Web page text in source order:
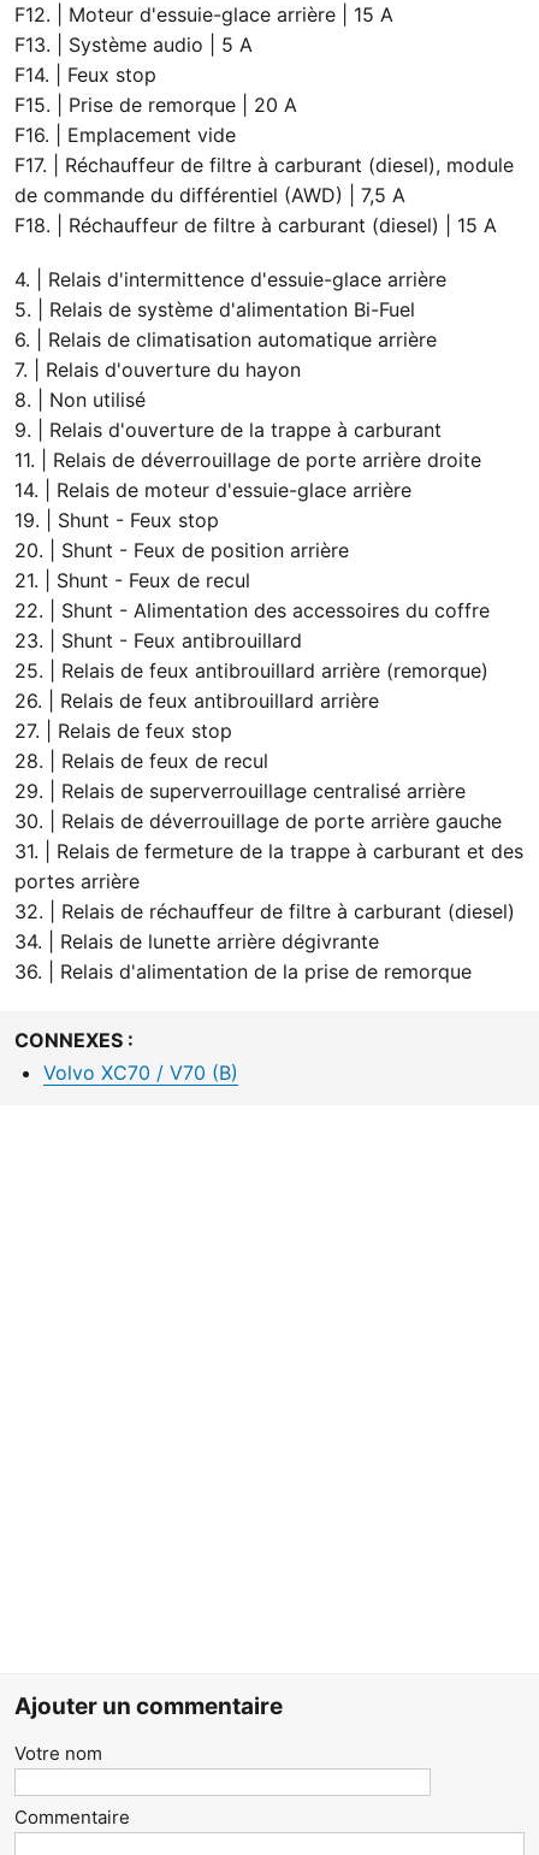
F12. | Moteur d'essuie-glace arrière | 15 A
F13. | Système audio | 5 A
F14. | Feux stop
F15. | Prise de remorque | 20 A
F16. | Emplacement vide
F17. | Réchauffeur de filtre à carburant (diesel), module
de commande du différentiel (AWD) | 7,5 A
F18. | Réchauffeur de filtre à carburant (diesel) | 15 A
4. | Relais d'intermittence d'essuie-glace arrière
5. | Relais de système d'alimentation Bi-Fuel
6. | Relais de climatisation automatique arrière
7. | Relais d'ouverture du hayon
8. | Non utilisé
9. | Relais d'ouverture de la trappe à carburant
11. | Relais de déverrouillage de porte arrière droite
14. | Relais de moteur d'essuie-glace arrière
19. | Shunt - Feux stop
20. | Shunt - Feux de position arrière
21. | Shunt - Feux de recul
22. | Shunt - Alimentation des accessoires du coffre
23. | Shunt - Feux antibrouillard
25. | Relais de feux antibrouillard arrière (remorque)
26. | Relais de feux antibrouillard arrière
27. | Relais de feux stop
28. | Relais de feux de recul
29. | Relais de superverrouillage centralisé arrière
30. | Relais de déverrouillage de porte arrière gauche
31. | Relais de fermeture de la trappe à carburant et des
portes arrière
32. | Relais de réchauffeur de filtre à carburant (diesel)
34. | Relais de lunette arrière dégivrante
36. | Relais d'alimentation de la prise de remorque
CONNEXES :
Volvo XC70 / V70 (B)
Ajouter un commentaire
Votre nom
Commentaire